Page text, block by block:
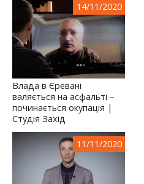
14/11/2020
Влада в Єревані
валяється на асфальті –
починається окупація |
Студія Захід
11/11/2020